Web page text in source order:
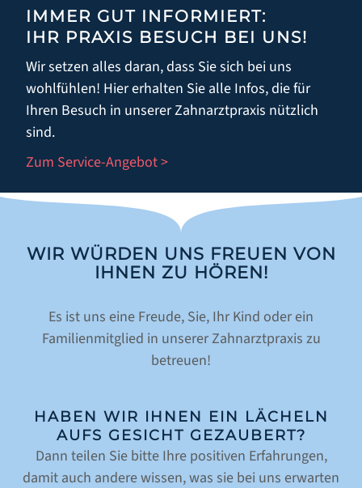
KONTAKT
IMMER GUT INFORMIERT:
IHR PRAXIS BESUCH BEI UNS!
Wir setzen alles daran, dass Sie sich bei uns
wohlfühlen! Hier erhalten Sie alle Infos, die für
Ihren Besuch in unserer Zahnarztpraxis nützlich
sind.
Zum Service-Angebot >
WIR WÜRDEN UNS FREUEN VON
IHNEN ZU HÖREN!
Es ist uns eine Freude, Sie, Ihr Kind oder ein
Familienmitglied in unserer Zahnarztpraxis zu
betreuen!
HABEN WIR IHNEN EIN LÄCHELN
AUFS GESICHT GEZAUBERT?
Dann teilen Sie bitte Ihre positiven Erfahrungen,
damit auch andere wissen, was sie bei uns erwarten